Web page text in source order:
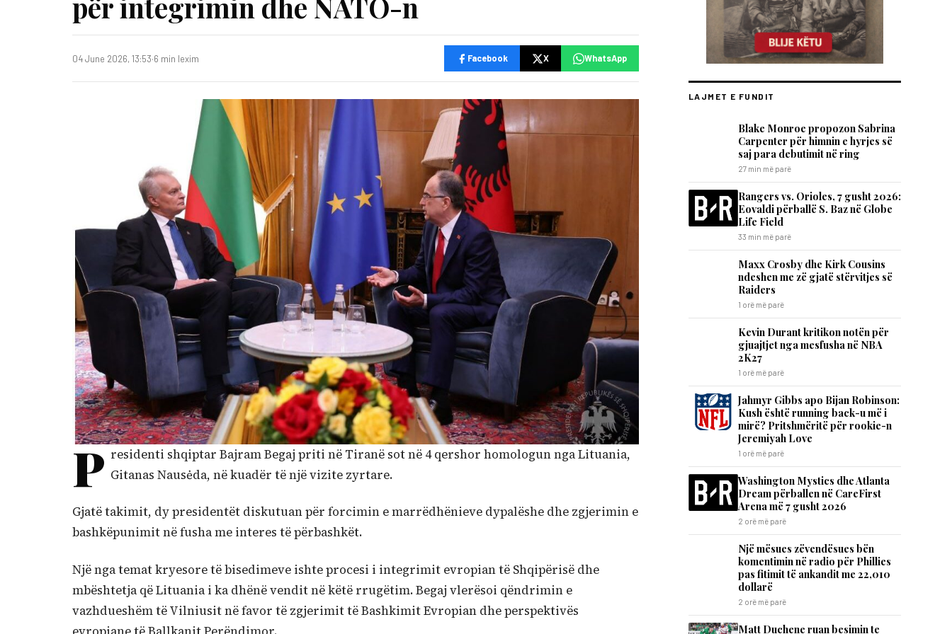
04 June 2026, 13:53·6 min lexim Facebook X WhatsApp
P residenti shqiptar Bajram Begaj priti në Tiranë sot në 4 qershor homologun nga Lituania,
Gitanas Nausėda, në kuadër të një vizite zyrtare.
Gjatë takimit, dy presidentët diskutuan për forcimin e marrëdhënieve dypalëshe dhe zgjerimin e
bashkëpunimit në fusha me interes të përbashkët.
Një nga temat kryesore të bisedimeve ishte procesi i integrimit evropian të Shqipërisë dhe
mbështetja që Lituania i ka dhënë vendit në këtë rrugëtim. Begaj vlerësoi qëndrimin e
vazhdueshëm të Vilniusit në favor të zgjerimit të Bashkimit Evropian dhe perspektivës
LAJMET E FUNDIT
Blake Monroe propozon Sabrina
Carpenter për himnin e hyrjes së
saj para debutimit në ring
27 min më parë
Rangers vs. Orioles, 7 gusht 2026:
Eovaldi përballë S. Baz në Globe
Life Field
33 min më parë
Maxx Crosby dhe Kirk Cousins
ndeshen me zë gjatë stërvitjes së
Raiders
1 orë më parë
Kevin Durant kritikon notën për
gjuajtjet nga mesfusha në NBA
2K27
1 orë më parë
Jahmyr Gibbs apo Bijan Robinson:
Kush është running back-u më i
mirë? Pritshmëritë për rookie-n
Jeremiyah Love
1 orë më parë
Washington Mystics dhe Atlanta
Dream përballen në CareFirst
Arena më 7 gusht 2026
2 orë më parë
Një mësues zëvendësues bën
komentimin në radio për Phillies
pas fitimit të ankandit me 22,010
dollarë
2 orë më parë
Matt Duchene ruan besimin te